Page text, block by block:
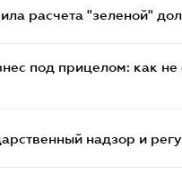
расчета "зеленой"
под прицелом: как
надзор и